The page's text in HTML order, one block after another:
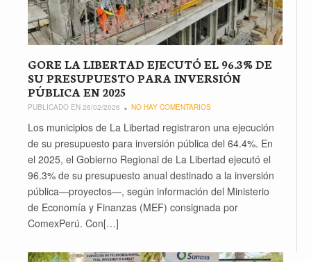
GORE LA LIBERTAD EJECUTÓ EL 96.3% DE
SU PRESUPUESTO PARA INVERSIÓN
PÚBLICA EN 2025
PUBLICADO EN 26/02/2026 NO HAY COMENTARIOS
Los municipios de La Libertad registraron una ejecución
de su presupuesto para inversión pública del 64.4%. En
el 2025, el Gobierno Regional de La Libertad ejecutó el
96.3% de su presupuesto anual destinado a la inversión
pública—proyectos—, según información del Ministerio
de Economía y Finanzas (MEF) consignada por
ComexPerú. Con[…]